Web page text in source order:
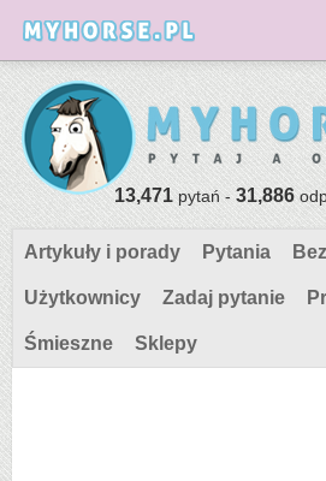
13,471pytań -31,886
Artykuły i porady Pytania
Użytkownicy Zadaj pytanie
Śmieszne Sklepy